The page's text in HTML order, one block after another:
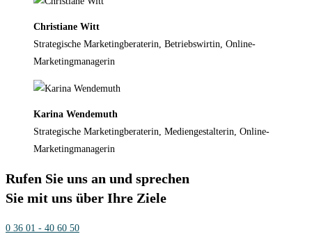
Christiane Witt
Strategische Marketingberaterin, Betriebswirtin, Online-
Marketingmanagerin
Karina Wendemuth
Strategische Marketingberaterin, Mediengestalterin, Online-
Marketingmanagerin
Rufen Sie uns an und sprechen
Sie mit uns über Ihre Ziele
0 36 01 - 40 60 50